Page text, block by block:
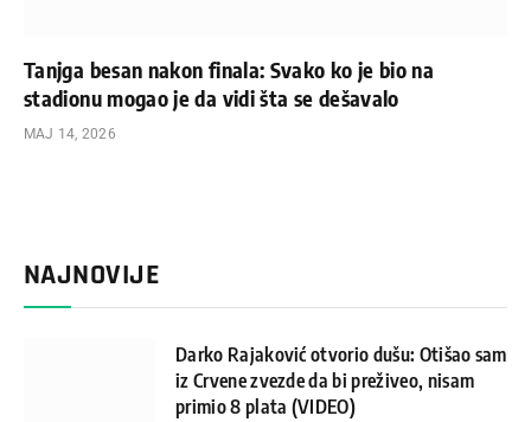
Tanjga besan nakon finala: Svako ko je bio na
stadionu mogao je da vidi šta se dešavalo
МАЈ 14, 2026
NAJNOVIJE
Darko Rajaković otvorio dušu: Otišao sam
iz Crvene zvezde da bi preživeo, nisam
primio 8 plata (VIDEO)